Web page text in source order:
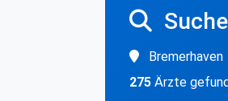
Bremerhaven
275 Ärzte